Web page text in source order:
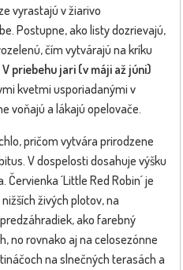
vyrastajú v žiarivo
Postupne, ako listy dozrievajú,
čím vytvárajú na kríku
V priebehu jari (v máji až júni)
kvetmi usporiadanými v
voňajú a lákajú opelovače.
pričom vytvára prirodzene
V dospelosti dosahuje výšku
´Little Red Robin´ je
živých plotov, na
ako farebný
no rovnako aj na celosezónne
na slnečných terasách a